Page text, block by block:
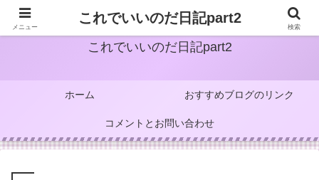
これでいいのだ日記part2
ホーム おすすめブログのリンク
コメントとお問い合わせ
メニュー
これでいいのだ日記part2
検索